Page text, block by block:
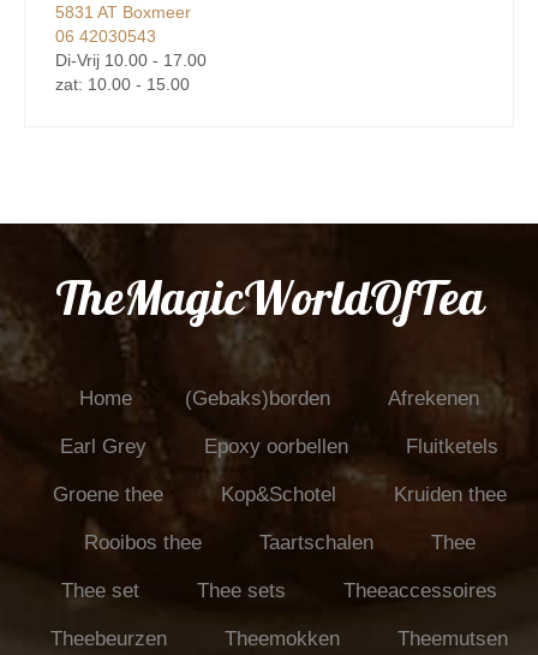
5831 AT Boxmeer
06 42030543
Di-Vrij 10.00 - 17.00
zat: 10.00 - 15.00
TheMagicWorldOfTea
Home (Gebaks)borden Afrekenen
Earl Grey Epoxy oorbellen Fluitketels
Groene thee Kop&Schotel Kruiden thee
Rooibos thee Taartschalen Thee
Thee set Thee sets Theeaccessoires
Theebeurzen Theemokken Theemutsen